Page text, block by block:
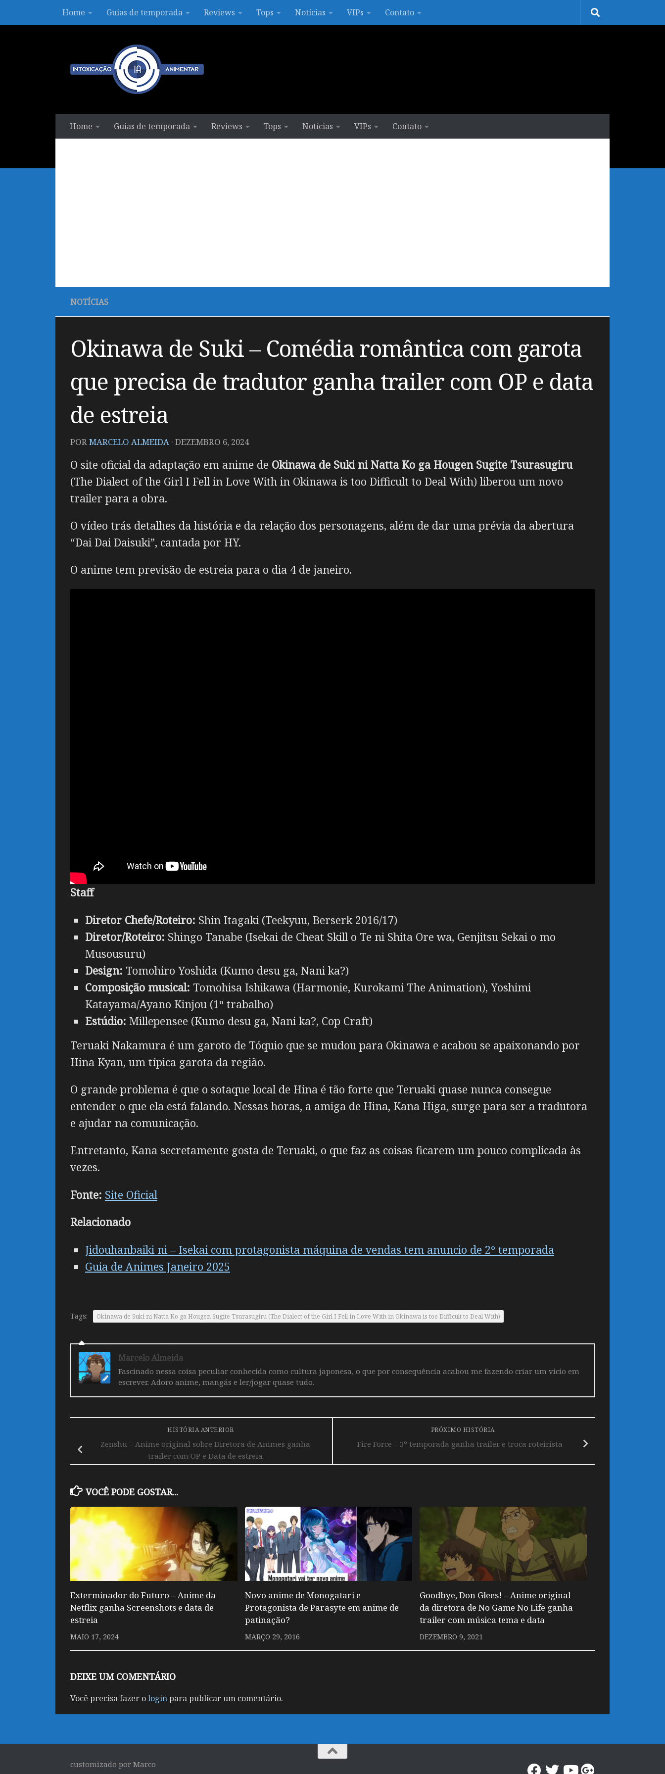
Skip to contentHome Guias de temporada Reviews Tops Notícias VIPs Contato
Home Guias de temporada Reviews Tops Notícias VIPs Contato
NOTÍCIAS
Okinawa de Suki – Comédia romântica com garota
que precisa de tradutor ganha trailer com OP e data
de estreia
PORMARCELO ALMEIDA · DEZEMBRO 6, 2024
O site oficial da adaptação em anime de Okinawa de Suki ni Natta Ko ga Hougen Sugite Tsurasugiru
(The Dialect of the Girl I Fell in Love With in Okinawa is too Difficult to Deal With) liberou um novo
trailer para a obra.
O vídeo trás detalhes da história e da relação dos personagens, além de dar uma prévia da abertura
“Dai Dai Daisuki”, cantada por HY.
O anime tem previsão de estreia para o dia 4 de janeiro.
Staff
Diretor Chefe/Roteiro: Shin Itagaki (Teekyuu, Berserk 2016/17)
Diretor/Roteiro: Shingo Tanabe (Isekai de Cheat Skill o Te ni Shita Ore wa, Genjitsu Sekai o mo
Musousuru)
Design: Tomohiro Yoshida (Kumo desu ga, Nani ka?)
Composição musical: Tomohisa Ishikawa (Harmonie, Kurokami The Animation), Yoshimi
Katayama/Ayano Kinjou (1º trabalho)
Estúdio: Millepensee (Kumo desu ga, Nani ka?, Cop Craft)
Teruaki Nakamura é um garoto de Tóquio que se mudou para Okinawa e acabou se apaixonando por
Hina Kyan, um típica garota da região.
O grande problema é que o sotaque local de Hina é tão forte que Teruaki quase nunca consegue
entender o que ela está falando. Nessas horas, a amiga de Hina, Kana Higa, surge para ser a tradutora
e ajudar na comunicação.
Entretanto, Kana secretamente gosta de Teruaki, o que faz as coisas ficarem um pouco complicada às
vezes.
Fonte: Site Oficial
Relacionado
Jidouhanbaiki ni – Isekai com protagonista máquina de vendas tem anuncio de 2º temporada
Guia de Animes Janeiro 2025
Tags: Okinawa de Suki ni Natta Ko ga Hougen Sugite Tsurasugiru (The Dialect of the Girl I Fell in Love With in Okinawa is too Difficult to Deal With)
Marcelo Almeida
Fascinado nessa coisa peculiar conhecida como cultura japonesa, o que por consequência acabou me fazendo criar um vicio em
escrever. Adoro anime, mangás e ler/jogar quase tudo.
PRÓXIMO HISTÓRIA
Fire Force – 3º temporada ganha trailer e troca roteirista
HISTÓRIA ANTERIOR
Zenshu – Anime original sobre Diretora de Animes ganha
trailer com OP e Data de estreia
VOCÊ PODE GOSTAR...
Exterminador do Futuro – Anime da
Netflix ganha Screenshots e data de
estreia
MAIO 17, 2024
Novo anime de Monogatari e
Protagonista de Parasyte em anime de
patinação?
MARÇO 29, 2016
Goodbye, Don Glees! – Anime original
da diretora de No Game No Life ganha
trailer com música tema e data
DEZEMBRO 9, 2021
DEIXE UM COMENTÁRIO
Você precisa fazer ologinpara publicar um comentário.
customizado por Marco